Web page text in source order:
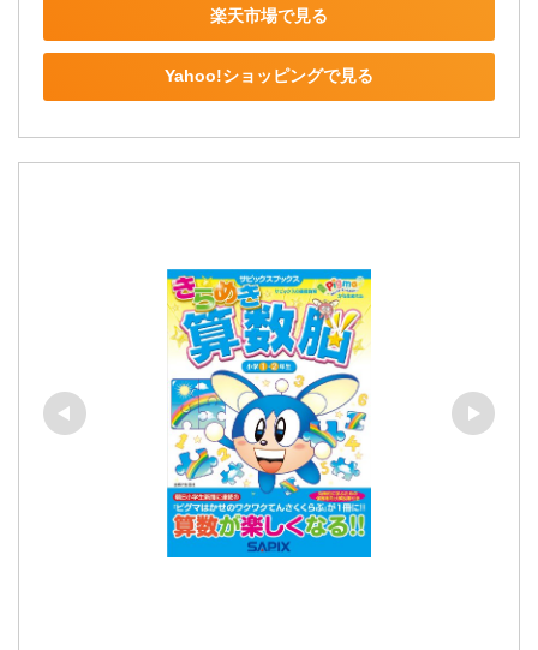
楽天市場で見る
Yahoo!ショッピングで見る